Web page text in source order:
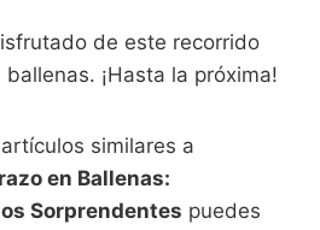
de este recorrido
¡Hasta la próxima!
similares a
en Ballenas:
Sorprendentes puedes